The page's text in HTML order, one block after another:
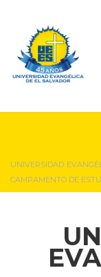
UNIVERSIDAD
CAMPAMENTO DE